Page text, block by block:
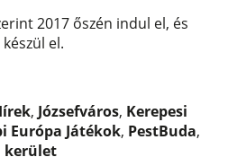
2017 őszén indul el, és
el.
, Józsefváros, Kerepesi
Európa Játékok, PestBuda,
kerület